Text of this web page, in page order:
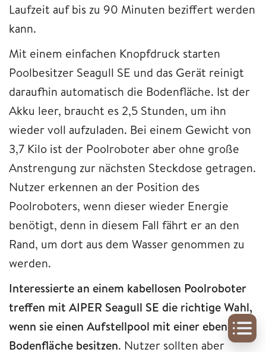
Laufzeit auf bis zu 90 Minuten beziffert werden
kann.
Mit einem einfachen Knopfdruck starten
Poolbesitzer Seagull SE und das Gerät reinigt
daraufhin automatisch die Bodenfläche. Ist der
Akku leer, braucht es 2,5 Stunden, um ihn
wieder voll aufzuladen. Bei einem Gewicht von
3,7 Kilo ist der Poolroboter aber ohne große
Anstrengung zur nächsten Steckdose getragen.
Nutzer erkennen an der Position des
Poolroboters, wenn dieser wieder Energie
benötigt, denn in diesem Fall fährt er an den
Rand, um dort aus dem Wasser genommen zu
werden.
Interessierte an einem kabellosen Poolroboter
treffen mit AIPER Seagull SE die richtige Wahl,
wenn sie einen Aufstellpool mit einer ebenen
Bodenfläche besitzen. Nutzer sollten aber